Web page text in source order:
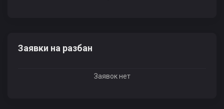
Заявки на разбан
Заявок нет